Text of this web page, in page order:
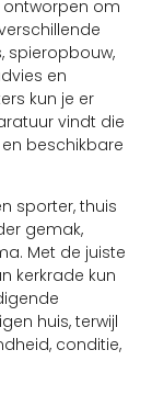
om
spieropbouw,
en
kun je er
vindt die
beschikbare
sporter, thuis
gemak,
Met de juiste
kerkrade kun
huis, terwijl
conditie,